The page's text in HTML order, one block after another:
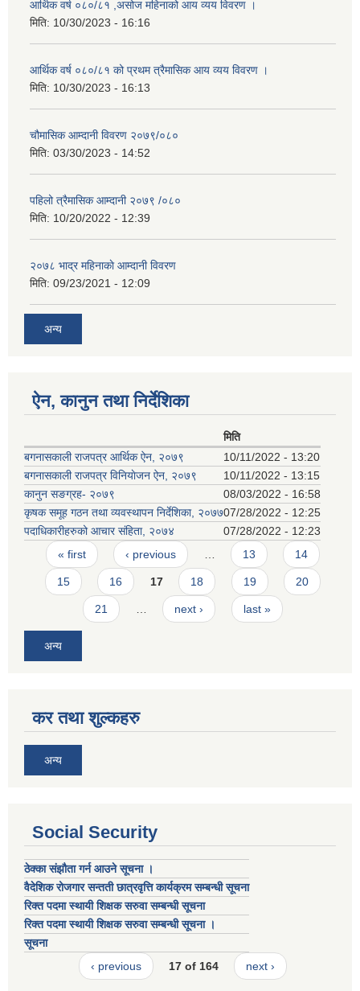
आर्थिक वर्ष ०८०/८१ ,असोज महिनाको आय व्यय विवरण ।
मिति: 10/30/2023 - 16:16
आर्थिक वर्ष ०८०/८१ को प्रथम त्रैमासिक आय व्यय विवरण ।
मिति: 10/30/2023 - 16:13
चौमासिक आम्दानी विवरण २०७९/०८०
मिति: 03/30/2023 - 14:52
पहिलो त्रैमासिक आम्दानी २०७९ /०८०
मिति: 10/20/2022 - 12:39
२०७८ भाद्र महिनाकाे आम्दानी विवरण
मिति: 09/23/2021 - 12:09
अन्य
ऐन, कानुन तथा निर्देशिका
मिति
बगनासकाली राजपत्र आर्थिक ऐन, २०७९
10/11/2022 - 13:20
बगनासकाली राजपत्र विनियाेजन ऐन, २०७९
10/11/2022 - 13:15
कानुन सङग्रह- २०७९
08/03/2022 - 16:58
कृषक समूह गठन तथा व्यवस्थापन निर्देशिका, २०७७07/28/2022 - 12:25
पदाधिकारीहरुको आचार संहिता, २०७४
07/28/2022 - 12:23
Pages
« first ‹ previous 13 14
15 16 17 18 19 20
21 next › last »
अन्य
कर तथा शुल्कहरु
अन्य
Social Security
ठेक्का संझौता गर्न आउने सूचना ।
वैदेशिक रोजगार सन्तती छात्रवृत्ति कार्यक्रम सम्बन्धी सूचना
रिक्त पदमा स्थायी शिक्षक सरुवा सम्बन्धी सूचना
रिक्त पदमा स्थायी शिक्षक सरुवा सम्बन्धी सूचना ।
सूचना
‹ previous
17 of 164 next ›